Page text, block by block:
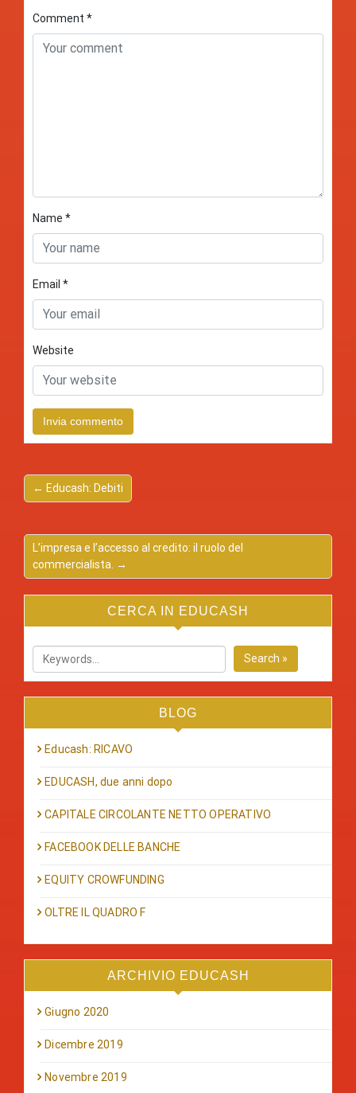
Comment *
Name *
Email *
Website
← Educash: Debiti
L’impresa e l’accesso al credito: il ruolo del
commercialista. →
CERCA IN EDUCASH
Search »
BLOG
Educash: RICAVO
EDUCASH, due anni dopo
CAPITALE CIRCOLANTE NETTO OPERATIVO
FACEBOOK DELLE BANCHE
EQUITY CROWFUNDING
OLTRE IL QUADRO F
ARCHIVIO EDUCASH
Giugno 2020
Dicembre 2019
Novembre 2019